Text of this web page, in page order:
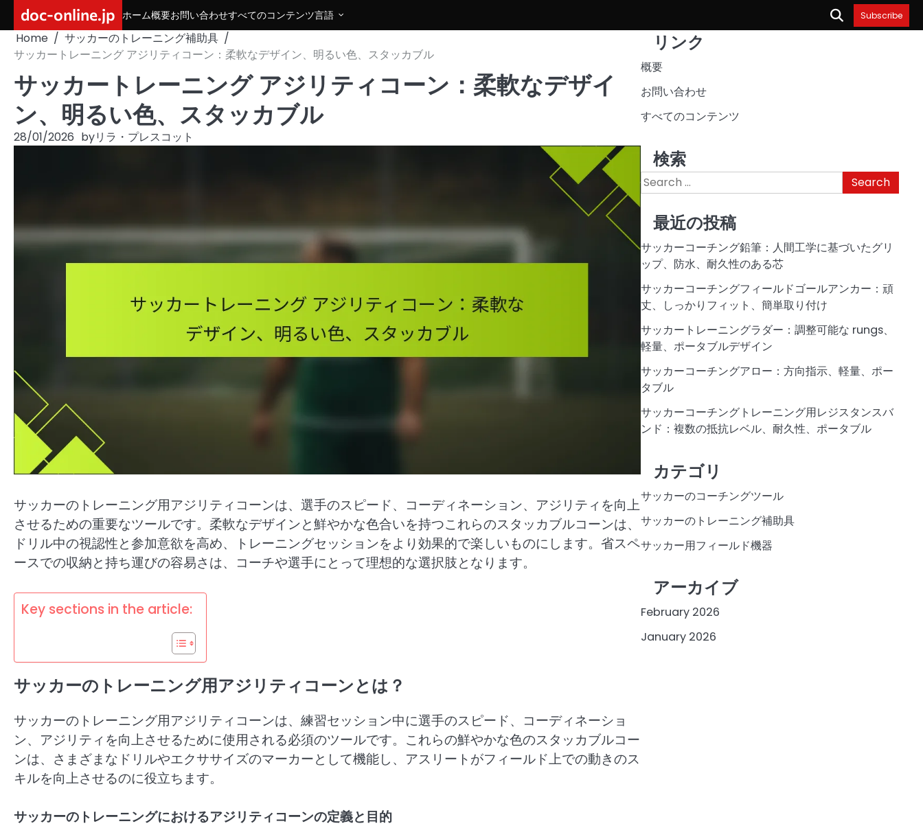
content
doc-online.jp ホーム概要お問い合わせすべてのコンテンツ言語 Subscribe
Home
サッカーのトレーニング補助具
サッカートレーニング アジリティコーン：柔軟なデザイン、明るい色、スタッカブル
サッカートレーニング アジリティコーン：柔軟なデザイ
ン、明るい色、スタッカブル
28/01/2026 byリラ・プレスコット
サッカーのトレーニング用アジリティコーンは、選手のスピード、コーディネーション、アジリティを向上
させるための重要なツールです。柔軟なデザインと鮮やかな色合いを持つこれらのスタッカブルコーンは、
ドリル中の視認性と参加意欲を高め、トレーニングセッションをより効果的で楽しいものにします。省スペ
ースでの収納と持ち運びの容易さは、コーチや選手にとって理想的な選択肢となります。
Key sections in the article:
サッカーのトレーニング用アジリティコーンとは？
サッカーのトレーニング用アジリティコーンは、練習セッション中に選手のスピード、コーディネーショ
ン、アジリティを向上させるために使用される必須のツールです。これらの鮮やかな色のスタッカブルコー
ンは、さまざまなドリルやエクササイズのマーカーとして機能し、アスリートがフィールド上での動きのス
キルを向上させるのに役立ちます。
サッカーのトレーニングにおけるアジリティコーンの定義と目的
リンク
概要
お問い合わせ
すべてのコンテンツ
検索
Search
for:
最近の投稿
サッカーコーチング鉛筆：人間工学に基づいたグリ
ップ、防水、耐久性のある芯
サッカーコーチングフィールドゴールアンカー：頑
丈、しっかりフィット、簡単取り付け
サッカートレーニングラダー：調整可能な rungs、
軽量、ポータブルデザイン
サッカーコーチングアロー：方向指示、軽量、ポー
タブル
サッカーコーチングトレーニング用レジスタンスバ
ンド：複数の抵抗レベル、耐久性、ポータブル
カテゴリ
サッカーのコーチングツール
サッカーのトレーニング補助具
サッカー用フィールド機器
アーカイブ
February 2026
January 2026